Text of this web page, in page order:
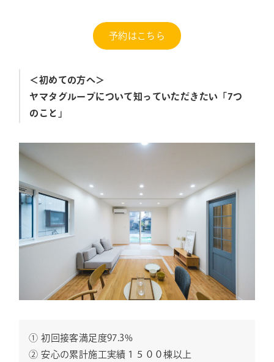
予約はこちら
＜初めての方へ＞
ヤマタグループについて知っていただきたい「7つ
のこと」
① 初回接客満足度97.3%
② 安心の累計施工実績１５００棟以上